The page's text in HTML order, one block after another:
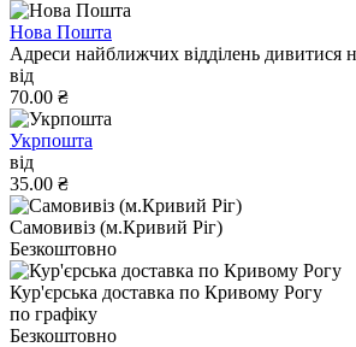
Нова Пошта
Адреси найближчих відділень дивитися
від
70.00 ₴
Укрпошта
від
35.00 ₴
Самовивіз (м.Кривий Ріг)
Безкоштовно
Кур'єрська доставка по Кривому Рогу
по графіку
Безкоштовно